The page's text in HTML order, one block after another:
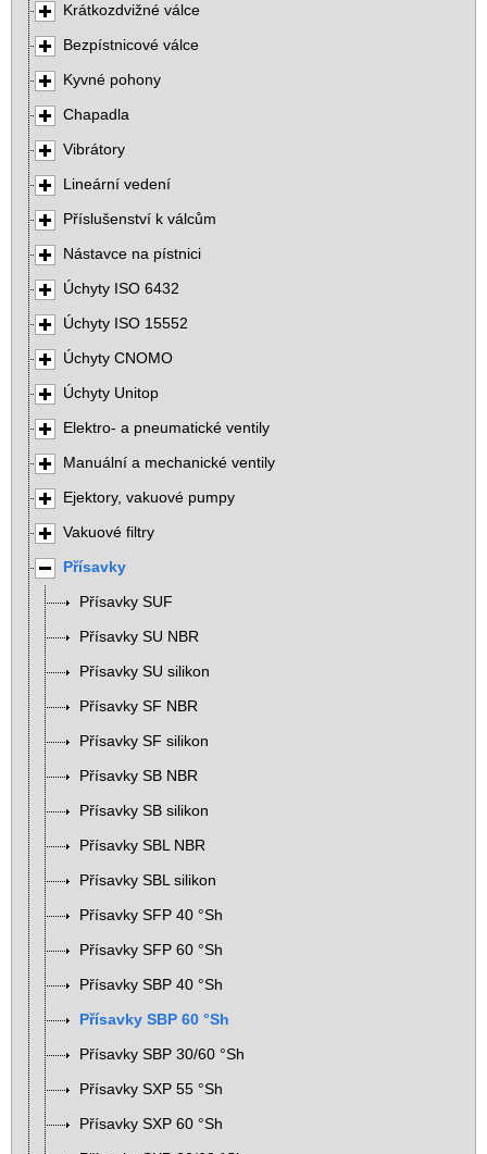
Krátkozdvižné válce
Bezpístnicové válce
Kyvné pohony
Chapadla
Vibrátory
Lineární vedení
Příslušenství k válcům
Nástavce na pístnici
Úchyty ISO 6432
Úchyty ISO 15552
Úchyty CNOMO
Úchyty Unitop
Elektro- a pneumatické ventily
Manuální a mechanické ventily
Ejektory, vakuové pumpy
Vakuové filtry
Přísavky
Přísavky SUF
Přísavky SU NBR
Přísavky SU silikon
Přísavky SF NBR
Přísavky SF silikon
Přísavky SB NBR
Přísavky SB silikon
Přísavky SBL NBR
Přísavky SBL silikon
Přísavky SFP 40 °Sh
Přísavky SFP 60 °Sh
Přísavky SBP 40 °Sh
Přísavky SBP 60 °Sh
Přísavky SBP 30/60 °Sh
Přísavky SXP 55 °Sh
Přísavky SXP 60 °Sh